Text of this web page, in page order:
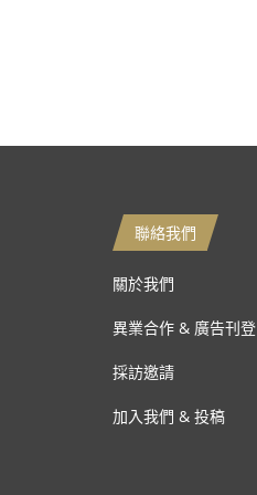
聯絡我們
關於我們
異業合作 & 廣告刊登
採訪邀請
加入我們 & 投稿